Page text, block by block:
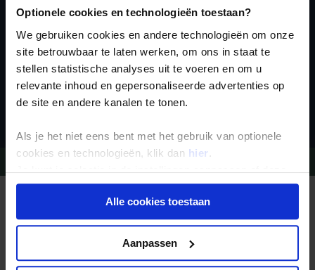
Optionele cookies en technologieën toestaan?
We gebruiken cookies en andere technologieën om onze
site betrouwbaar te laten werken, om ons in staat te
stellen statistische analyses uit te voeren en om u
relevante inhoud en gepersonaliseerde advertenties op
de site en andere kanalen te tonen.
Als je het niet eens bent met het gebruik van optionele
cookies en technologieën, klik dan hier .
Je kunt je selectie in de instellingen aanpassen of deze
onder aan de pagina op elk gewenst moment voor de
toekomst wijzigen.Alle cookies toestaan
Aanpassen
Inschrijven
Vragen?
REIZEN MET KONING AAP
Bestemmingen
Veelgestelde vragen